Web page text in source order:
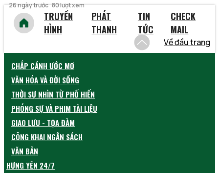
26 ngày trước 80 lượt xem
TRUYỀN
HÌNH
PHÁT
THANH
TIN
TỨC
CHECK
MAIL
Về đầu trang
CHẮP CÁNH ƯỚC MƠ
VĂN HÓA VÀ ĐỜI SỐNG
THỜI SỰ NHÌN TỪ PHỐ HIẾN
PHÓNG SỰ VÀ PHIM TÀI LIỆU
GIAO LƯU - TỌA ĐÀM
CÔNG KHAI NGÂN SÁCH
VĂN BẢN
HƯNG YÊN 24/7